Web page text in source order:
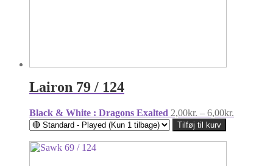
Lairon 79 / 124
Black & White : Dragons Exalted 2,00kr. – 6,00kr.
Tilføj til kurv